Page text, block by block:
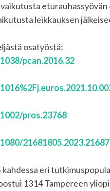
eturauhassyövän
leikkauksen
osatyöstä:
pcan.2016.32
pros.23768
eri
1314 Tampereen